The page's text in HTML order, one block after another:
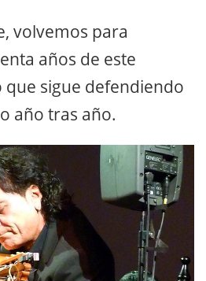
volvemos para
años de este
sigue defendiendo
año tras año.